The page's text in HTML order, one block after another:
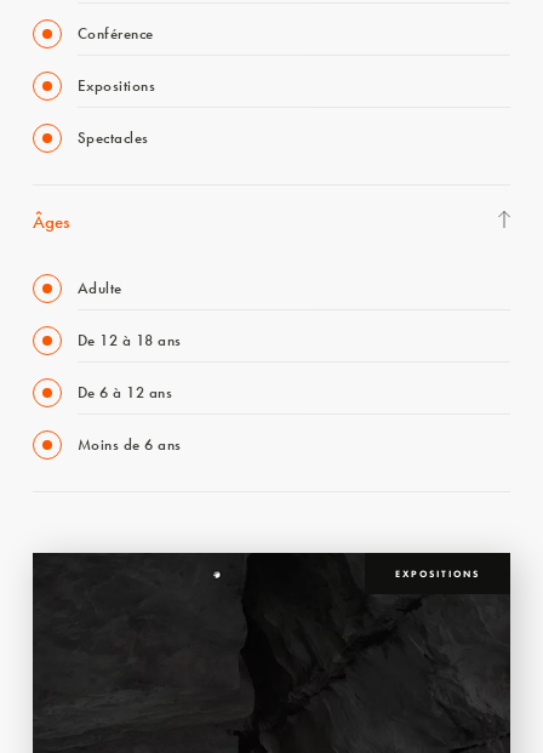
Conférence
Expositions
Spectacles
Âges
Adulte
De 12 à 18 ans
De 6 à 12 ans
Moins de 6 ans
EXPOSITIONS